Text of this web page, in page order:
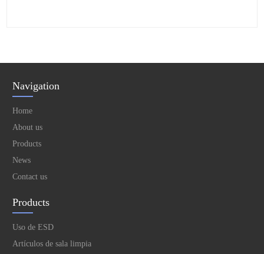
Navigation
Home
About us
Products
News
Contact us
Products
Uso de ESD
Artículos de sala limpia